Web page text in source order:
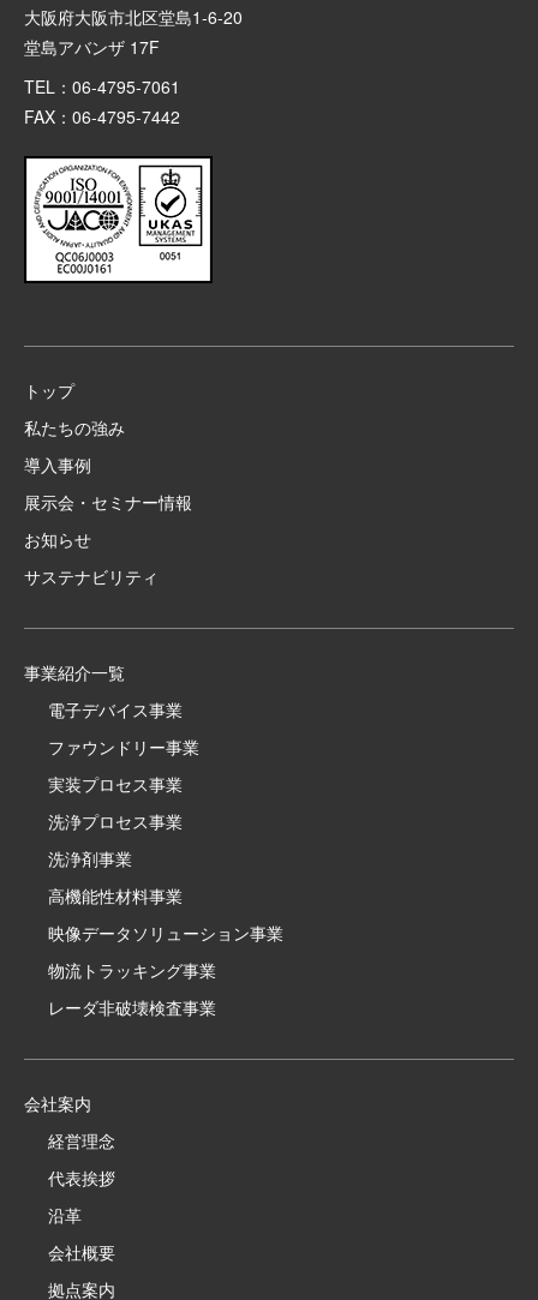
大阪府大阪市北区堂島1-6-20
堂島アバンザ 17F
TEL：06-4795-7061
FAX：06-4795-7442
トップ
私たちの強み
導入事例
展示会・セミナー情報
お知らせ
サステナビリティ
事業紹介一覧
電子デバイス事業
ファウンドリー事業
実装プロセス事業
洗浄プロセス事業
洗浄剤事業
高機能性材料事業
映像データソリューション事業
物流トラッキング事業
レーダ非破壊検査事業
会社案内
経営理念
代表挨拶
沿革
会社概要
拠点案内